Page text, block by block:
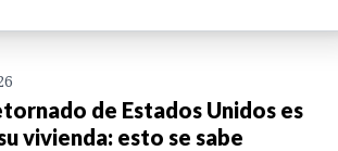
de Estados Unidos es
vivienda: esto se sabe